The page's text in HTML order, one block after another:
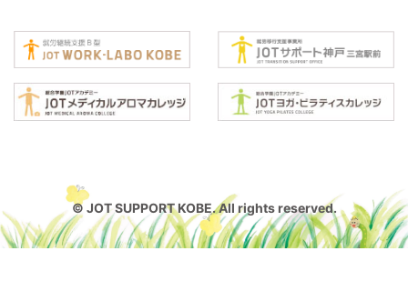
© JOT SUPPORT KOBE. All rights reserved.